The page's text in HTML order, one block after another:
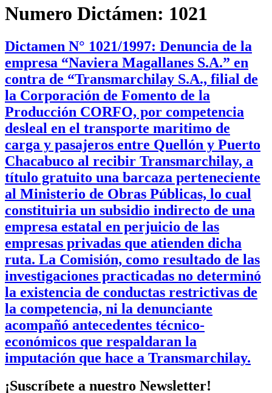
Numero Dictámen: 1021
Dictamen N° 1021/1997: Denuncia de la
empresa “Naviera Magallanes S.A.” en
contra de “Transmarchilay S.A., filial de
la Corporación de Fomento de la
Producción CORFO, por competencia
desleal en el transporte maritimo de
carga y pasajeros entre Quellón y Puerto
Chacabuco al recibir Transmarchilay, a
título gratuito una barcaza perteneciente
al Ministerio de Obras Públicas, lo cual
constituiria un subsidio indirecto de una
empresa estatal en perjuicio de las
empresas privadas que atienden dicha
ruta. La Comisión, como resultado de las
investigaciones practicadas no determinó
la existencia de conductas restrictivas de
la competencia, ni la denunciante
acompañó antecedentes técnico-
económicos que respaldaran la
imputación que hace a Transmarchilay.
¡Suscríbete a nuestro Newsletter!